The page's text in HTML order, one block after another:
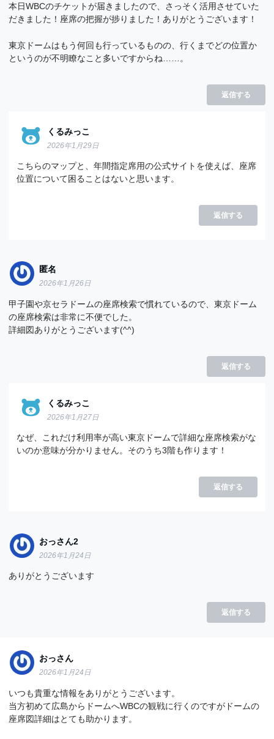
本日WBCのチケットが届きましたので、さっそく活用させていた
だきました！座席の把握が捗りました！ありがとうございます！
東京ドームはもう何回も行っているものの、行くまでどの位置か
というのが不明瞭なこと多いですからね……。
返信する
くるみっこ
2026年1月29日
こちらのマップと、年間指定席用の公式サイトを使えば、座席
位置について困ることはないと思います。
返信する
匿名
2026年1月26日
甲子園や京セラドームの座席検索で慣れているので、東京ドーム
の座席検索は非常に不便でした。
詳細図ありがとうございます(^^)
返信する
くるみっこ
2026年1月27日
なぜ、これだけ利用率が高い東京ドームで詳細な座席検索がな
いのか意味が分かりません。そのうち3階も作ります！
返信する
おっさん2
2026年1月24日
ありがとうございます
返信する
おっさん
2026年1月24日
いつも貴重な情報をありがとうございます。
当方初めて広島からドームへWBCの観戦に行くのですがドームの
座席図詳細はとても助かります。